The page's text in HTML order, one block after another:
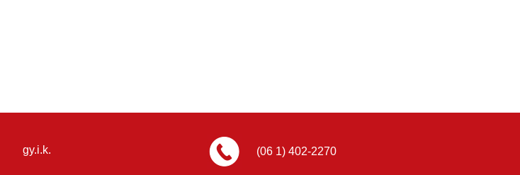
gy.i.k. (06 1) 402-2270